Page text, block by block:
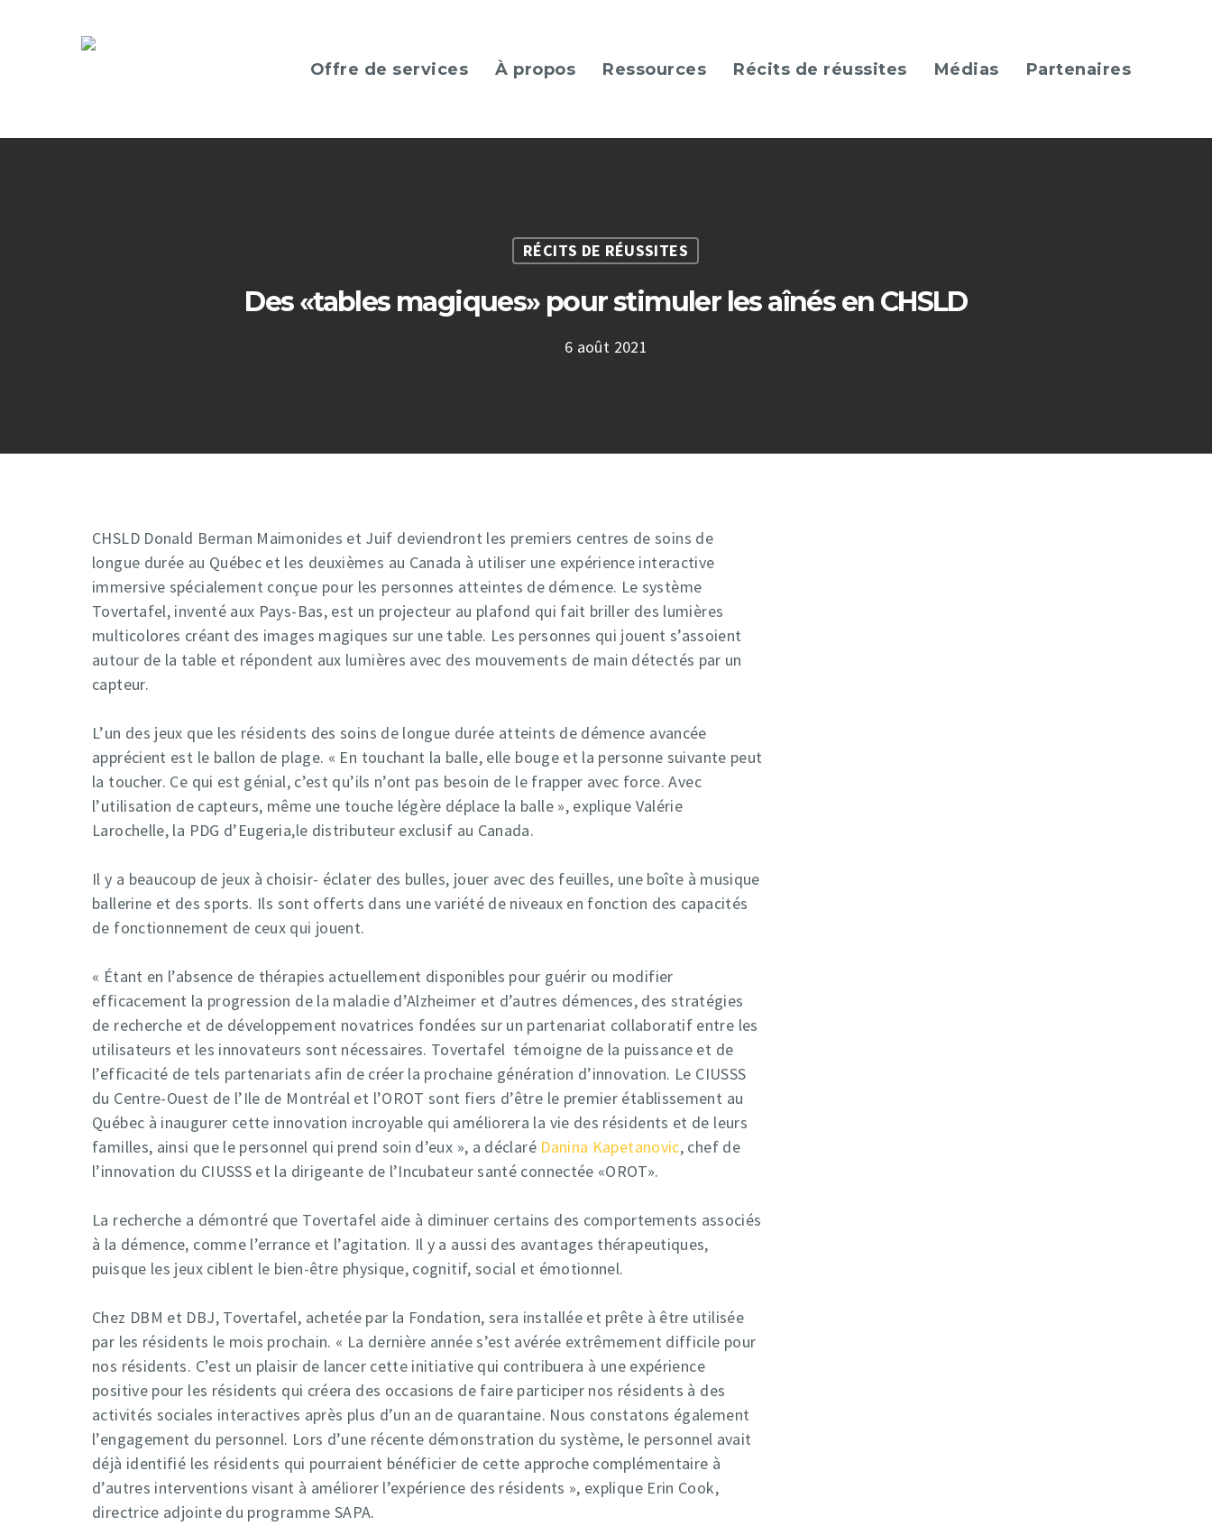
Offre de services À propos Ressources Récits de réussites Médias Partenaires
RÉCITS DE RÉUSSITES
Des «tables magiques» pour stimuler les aînés en CHSLD
6 août 2021
CHSLD Donald Berman Maimonides et Juif deviendront les premiers centres de soins de
longue durée au Québec et les deuxièmes au Canada à utiliser une expérience interactive
immersive spécialement conçue pour les personnes atteintes de démence. Le système
Tovertafel, inventé aux Pays-Bas, est un projecteur au plafond qui fait briller des lumières
multicolores créant des images magiques sur une table. Les personnes qui jouent s’assoient
autour de la table et répondent aux lumières avec des mouvements de main détectés par un
capteur.
L’un des jeux que les résidents des soins de longue durée atteints de démence avancée
apprécient est le ballon de plage. « En touchant la balle, elle bouge et la personne suivante peut
la toucher. Ce qui est génial, c’est qu’ils n’ont pas besoin de le frapper avec force. Avec
l’utilisation de capteurs, même une touche légère déplace la balle », explique Valérie
Larochelle, la PDG d’Eugeria,le distributeur exclusif au Canada.
Il y a beaucoup de jeux à choisir- éclater des bulles, jouer avec des feuilles, une boîte à musique
ballerine et des sports. Ils sont offerts dans une variété de niveaux en fonction des capacités
de fonctionnement de ceux qui jouent.
« Étant en l’absence de thérapies actuellement disponibles pour guérir ou modifier
efficacement la progression de la maladie d’Alzheimer et d’autres démences, des stratégies
de recherche et de développement novatrices fondées sur un partenariat collaboratif entre les
utilisateurs et les innovateurs sont nécessaires. Tovertafel témoigne de la puissance et de
l’efficacité de tels partenariats afin de créer la prochaine génération d’innovation. Le CIUSSS
du Centre-Ouest de l’Ile de Montréal et l’OROT sont fiers d’être le premier établissement au
Québec à inaugurer cette innovation incroyable qui améliorera la vie des résidents et de leurs
familles, ainsi que le personnel qui prend soin d’eux », a déclaré Danina Kapetanovic, chef de
l’innovation du CIUSSS et la dirigeante de l’Incubateur santé connectée «OROT».
La recherche a démontré que Tovertafel aide à diminuer certains des comportements associés
à la démence, comme l’errance et l’agitation. Il y a aussi des avantages thérapeutiques,
puisque les jeux ciblent le bien-être physique, cognitif, social et émotionnel.
Chez DBM et DBJ, Tovertafel, achetée par la Fondation, sera installée et prête à être utilisée
par les résidents le mois prochain. « La dernière année s’est avérée extrêmement difficile pour
nos résidents. C’est un plaisir de lancer cette initiative qui contribuera à une expérience
positive pour les résidents qui créera des occasions de faire participer nos résidents à des
activités sociales interactives après plus d’un an de quarantaine. Nous constatons également
l’engagement du personnel. Lors d’une récente démonstration du système, le personnel avait
déjà identifié les résidents qui pourraient bénéficier de cette approche complémentaire à
d’autres interventions visant à améliorer l’expérience des résidents », explique Erin Cook,
directrice adjointe du programme SAPA.